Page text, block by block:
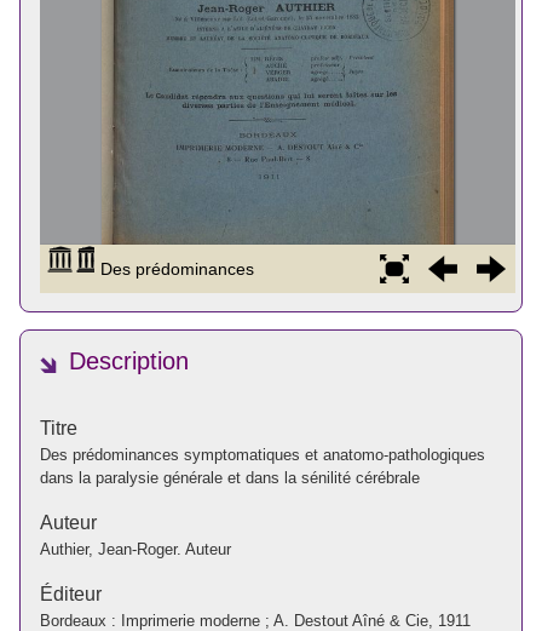
Description
Titre
Des prédominances symptomatiques et anatomo-pathologiques
dans la paralysie générale et dans la sénilité cérébrale
Auteur
Authier, Jean-Roger. Auteur
Éditeur
Bordeaux : Imprimerie moderne ; A. Destout Aîné & Cie, 1911